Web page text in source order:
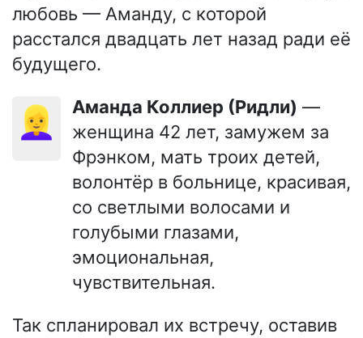
любовь — Аманду, с которой
расстался двадцать лет назад ради её
будущего.
👱‍♀️ Аманда Коллиер (Ридли) —
женщина 42 лет, замужем за
Фрэнком, мать троих детей,
волонтёр в больнице, красивая,
со светлыми волосами и
голубыми глазами,
эмоциональная,
чувствительная.
Так спланировал их встречу, оставив